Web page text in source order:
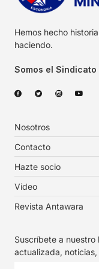
Hemos hecho
haciendo.
Somos el
Nosotros
Contacto
Hazte socio
Video
Revista Antawara
Suscríbete a
actualizada,